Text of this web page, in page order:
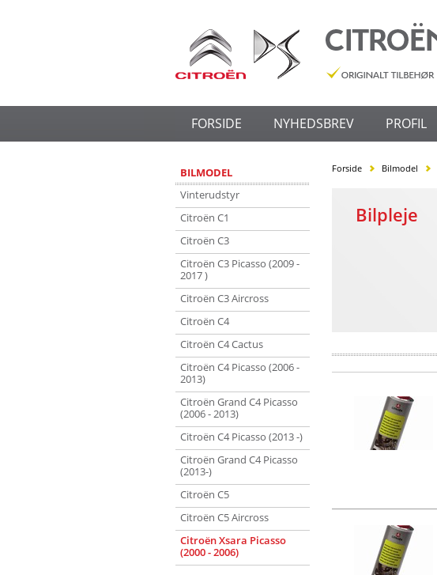
FORSIDE NYHEDSBREV PROFIL
BILMODEL
Vinterudstyr
Citroën C1
Citroën C3
Citroën C3 Picasso (2009 -
2017 )
Citroën C3 Aircross
Citroën C4
Citroën C4 Cactus
Citroën C4 Picasso (2006 -
2013)
Citroën Grand C4 Picasso
(2006 - 2013)
Citroën C4 Picasso (2013 -)
Citroën Grand C4 Picasso
(2013-)
Citroën C5
Citroën C5 Aircross
Citroën Xsara Picasso
(2000 - 2006)
Forside Bilmodel
Bilpleje